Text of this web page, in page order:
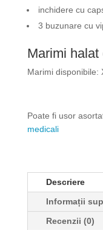
inchidere cu
3 buzunare cu
Marimi
Marimi disponibile:
Poate fi usor
medicali
Descriere
Informații
Recenzii (0)